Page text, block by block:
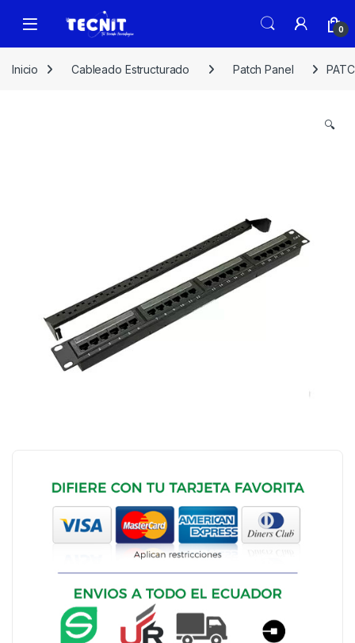
0
Inicio Cableado Estructurado Patch Panel
🔍